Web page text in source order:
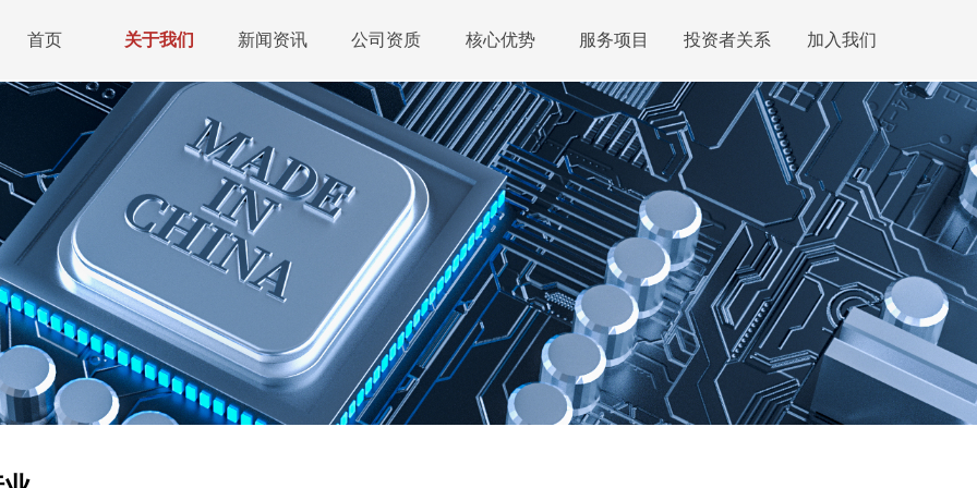
首页 关于我们 新闻资讯 公司资质 核心优势 服务项目 投资者关系 加入我们